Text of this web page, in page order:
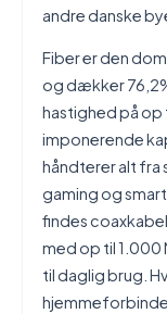
andre danske
Fiber er den
og dækker
hastighed på op
imponerende
håndterer alt fra
gaming og
findes
med op til 1.000
til daglig brug.